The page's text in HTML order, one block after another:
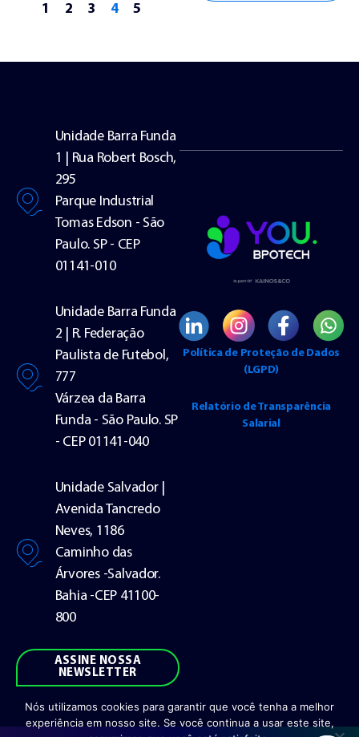
1 2 3 4 5
Unidade Barra Funda
1 | Rua Robert Bosch,
295
Parque Industrial
Tomas Edson - São
Paulo. SP - CEP
01141-010
Unidade Barra Funda
2 | R. Federação
Paulista de Futebol,
777
Várzea da Barra
Funda - São Paulo. SP
- CEP 01141-040
Unidade Salvador |
Avenida Tancredo
Neves, 1186
Caminho das
Árvores -Salvador.
Bahia -CEP 41100-
800
ASSINE NOSSA
NEWSLETTER
Política de Proteção de Dados
(LGPD)
Relatório de Transparência
Salarial
Nós utilizamos cookies para garantir que você tenha a melhor
experiência em nosso site. Se você continua a usar este site,